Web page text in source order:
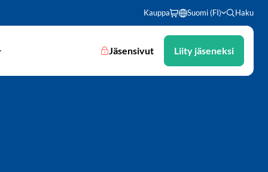
Kauppa Suomi (FI) Haku
Jäsensivut Liity jäseneksi